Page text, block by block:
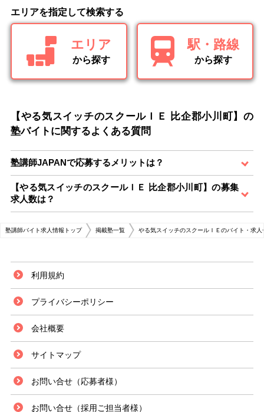
エリアを指定して検索する
エリア
から探す
駅・路線
から探す
【やる気スイッチのスクールＩＥ 比企郡小川町】の
塾バイトに関するよくある質問
塾講師JAPANで応募するメリットは？
【やる気スイッチのスクールＩＥ 比企郡小川町】の募集
求人数は？
塾講師バイト求人情報トップ 掲載塾一覧 やる気スイッチのスクールＩＥのバイト・求人
利用規約
プライバシーポリシー
会社概要
サイトマップ
お問い合せ（応募者様）
お問い合せ（採用ご担当者様）